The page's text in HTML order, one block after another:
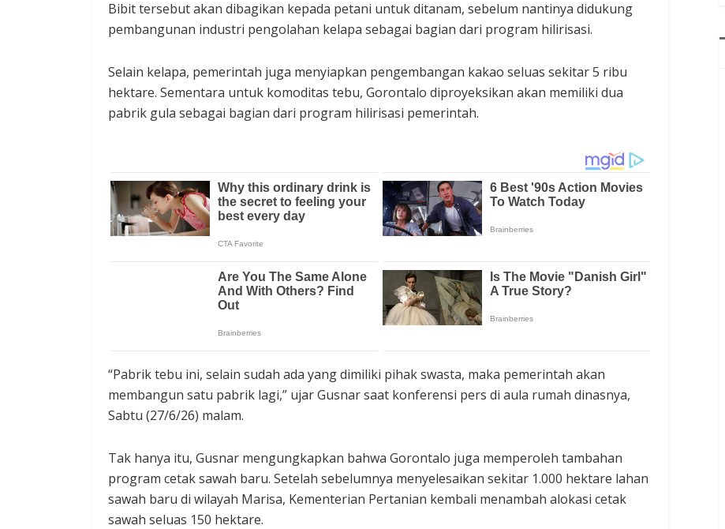
Bibit tersebut akan dibagikan kepada petani untuk ditanam, sebelum nantinya didukung
pembangunan industri pengolahan kelapa sebagai bagian dari program hilirisasi.
Selain kelapa, pemerintah juga menyiapkan pengembangan kakao seluas sekitar 5 ribu
hektare. Sementara untuk komoditas tebu, Gorontalo diproyeksikan akan memiliki dua
pabrik gula sebagai bagian dari program hilirisasi pemerintah.
“Pabrik tebu ini, selain sudah ada yang dimiliki pihak swasta, maka pemerintah akan
membangun satu pabrik lagi,” ujar Gusnar saat konferensi pers di aula rumah dinasnya,
Sabtu (27/6/26) malam.
Tak hanya itu, Gusnar mengungkapkan bahwa Gorontalo juga memperoleh tambahan
program cetak sawah baru. Setelah sebelumnya menyelesaikan sekitar 1.000 hektare lahan
sawah baru di wilayah Marisa, Kementerian Pertanian kembali menambah alokasi cetak
sawah seluas 150 hektare.